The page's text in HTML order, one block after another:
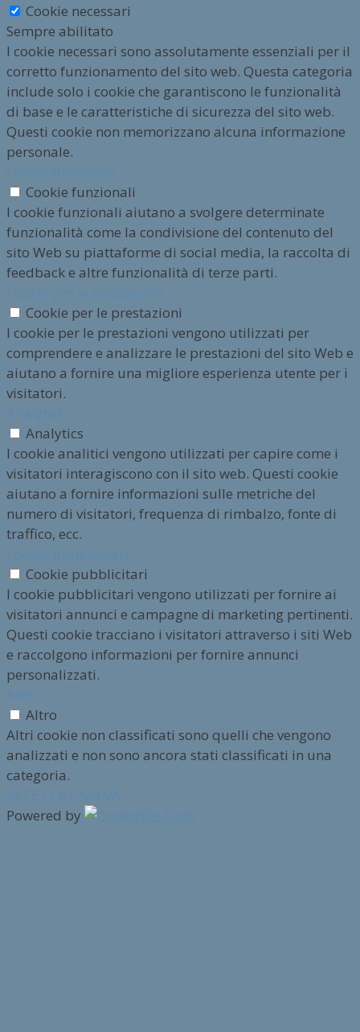
Cookie necessari
Sempre abilitato
I cookie necessari sono assolutamente essenziali per il
corretto funzionamento del sito web. Questa categoria
include solo i cookie che garantiscono le funzionalità
di base e le caratteristiche di sicurezza del sito web.
Questi cookie non memorizzano alcuna informazione
personale.
Cookie funzionali
I cookie funzionali aiutano a svolgere determinate
funzionalità come la condivisione del contenuto del
sito Web su piattaforme di social media, la raccolta di
feedback e altre funzionalità di terze parti.
Cookie per le prestazioni
I cookie per le prestazioni vengono utilizzati per
comprendere e analizzare le prestazioni del sito Web e
aiutano a fornire una migliore esperienza utente per i
visitatori.
Analytics
I cookie analitici vengono utilizzati per capire come i
visitatori interagiscono con il sito web. Questi cookie
aiutano a fornire informazioni sulle metriche del
numero di visitatori, frequenza di rimbalzo, fonte di
traffico, ecc.
Cookie pubblicitari
I cookie pubblicitari vengono utilizzati per fornire ai
visitatori annunci e campagne di marketing pertinenti.
Questi cookie tracciano i visitatori attraverso i siti Web
e raccolgono informazioni per fornire annunci
personalizzati.
Altro
Altri cookie non classificati sono quelli che vengono
analizzati e non sono ancora stati classificati in una
categoria.
Powered by